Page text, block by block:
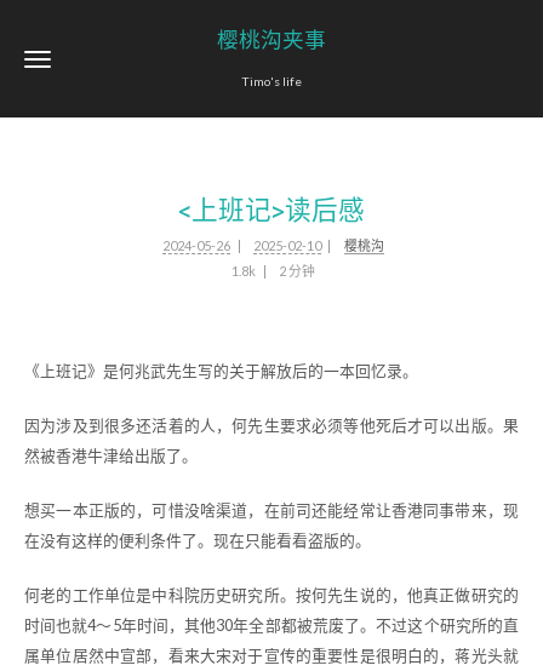
樱桃沟夹事
Timo's life
<上班记>读后感
2024-05-26 2025-02-10
樱桃沟
1.8k
2 分钟
《上班记》是何兆武先生写的关于解放后的一本回忆录。
因为涉及到很多还活着的人，何先生要求必须等他死后才可以出版。果
然被香港牛津给出版了。
想买一本正版的，可惜没啥渠道，在前司还能经常让香港同事带来，现
在没有这样的便利条件了。现在只能看看盗版的。
何老的工作单位是中科院历史研究所。按何先生说的，他真正做研究的
时间也就4～5年时间，其他30年全部都被荒废了。不过这个研究所的直
属单位居然中宣部，看来大宋对于宣传的重要性是很明白的，蒋光头就